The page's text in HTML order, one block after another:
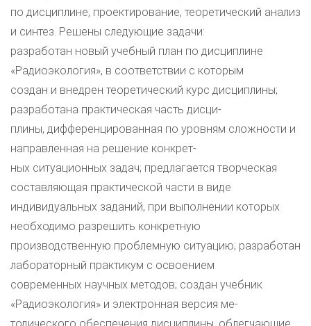
по дисциплине, проектирование, теоретический анализ
и синтез. Решены следующие задачи:
разработан новый учебный план по дисциплине
«Радиоэкология», в соответствии с которым
создан и внедрен теоретический курс дисциплины;
разработана практическая часть дисци-
плины, дифференцированная по уровням сложности и
направленная на решение конкрет-
ных ситуационных задач; предлагается творческая
составляющая практической части в виде
индивидуальных заданий, при выполнении которых
необходимо разрешить конкретную
производственную проблемную ситуацию; разработан
лабораторный практикум с освоением
современных научных методов; создан учебник
«Радиоэкология» и электронная версия ме-